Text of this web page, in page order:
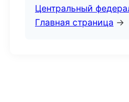
Центральный
Главная страница →